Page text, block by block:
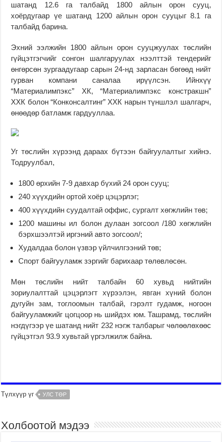
шатанд 12.6 га талбайд 1800 айлын орон сууц,
хоёрдугаар үе шатанд 1200 айлын орон сууцыг 8.1 га
талбайд барина.
Эхний ээлжийн 1800 айлын орон сууцжуулах төслийн
гүйцэтгэгчийг сонгон шалгаруулах нээлттэй тендерийг
өнгөрсөн зургаадугаар сарын 24-нд зарласан бөгөөд нийт
гурван компани саналаа ирүүлсэн. Ийнхүү
“Материалимпэкс” ХК, “Материалимпэкс констракшн”
ХХК болон “Конконсалтинг” ХХК нарын түншлэл шалгарч,
өнөөдөр батламж гардууллаа.
Уг төслийн хүрээнд дараах бүтээн байгуулалтыг хийнэ.
Тодруулбал,
1800 өрхийн 7-9 давхар бүхий 24 орон сууц;
240 хүүхдийн ортой хоёр цэцэрлэг;
400 хүүхдийн суудалтай оффис, сургалт хөгжлийн төв;
1200 машины ил болон дулаан зогсоол /180 хөгжлийн
бэрхшээлтэй иргэний авто зогсоол/;
Худалдаа болон үзвэр үйлчилгээний төв;
Спорт байгууламж зэргийг барихаар төлөвлөсөн.
Мөн төслийн нийт талбайн 60 хувьд нийтийн
зориулалттай цэцэрлэгт хүрээлэн, явган хүний болон
дугуйн зам, тоглоомын талбай, гэрэлт гудамж, ногоон
байгууламжийг цогцоор нь шийдэх юм. Ташрамд, төслийн
нэгдүгээр үе шатанд нийт 232 нэгж талбарыг чөлөөлөхөөс
гүйцэтгэл 93.9 хувьтай үргэлжилж байна.
Түлхүүр үг УЛС ТӨР
Холбоотой мэдээ